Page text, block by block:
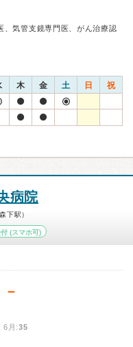
、気管支鏡専門医、がん治療認
木 金 土 日 祝
病院
下駅）
(スマホ可)
－
月:35